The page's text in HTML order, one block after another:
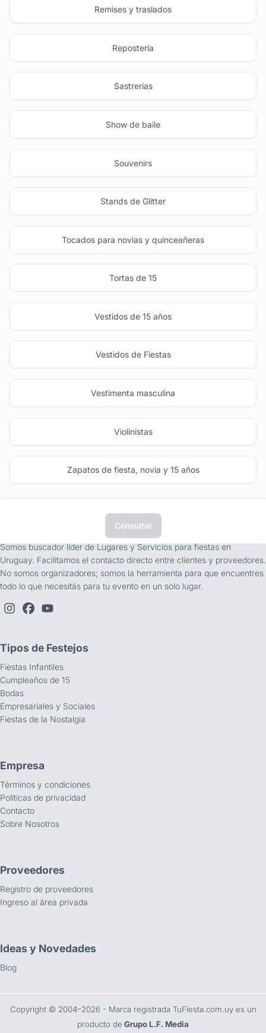
Remises y traslados
Repostería
Sastrerias
Show de baile
Souvenirs
Stands de Glitter
Tocados para novias y quinceañeras
Tortas de 15
Vestidos de 15 años
Vestidos de Fiestas
Vestimenta masculina
Violinistas
Zapatos de fiesta, novia y 15 años
Consultar
Somos buscador líder de Lugares y Servicios para fiestas en
Uruguay. Facilitamos el contacto directo entre clientes y proveedores.
No somos organizadores; somos la herramienta para que encuentres
todo lo que necesitás para tu evento en un solo lugar.
Tipos de Festejos
Fiestas Infantiles
Cumpleaños de 15
Bodas
Empresariales y Sociales
Fiestas de la Nostalgia
Empresa
Términos y condiciones
Políticas de privacidad
Contacto
Sobre Nosotros
Proveedores
Registro de proveedores
Ingreso al área privada
Ideas y Novedades
Blog
Copyright ©️ 2004–2026 - Marca registrada TuFiesta.com.uy es un
producto de Grupo L.F. Media